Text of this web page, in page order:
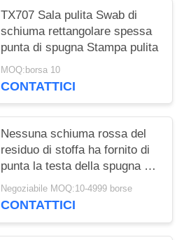
TX707 Sala pulita Swab di
schiuma rettangolare spessa
punta di spugna Stampa pulita
MOQ:borsa 10
CONTATTICI
Nessuna schiuma rossa del
residuo di stoffa ha fornito di
punta la testa della spugna del
quadrato di rettangolo dei
tamponi
Negoziabile MOQ:10-4999 borse
CONTATTICI